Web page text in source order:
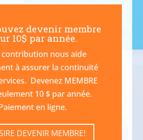
devenir membre
10$ par année.
nous aide
à assurer la continuité
Devenez MEMBRE
10 $ par année.
en ligne.
DEVENIR MEMBRE!